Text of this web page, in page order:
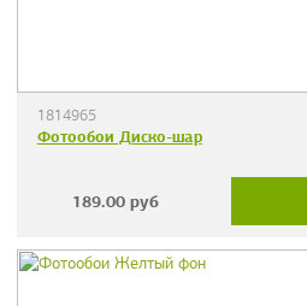
1814965
Фотообои Диско-шар
189.00 руб